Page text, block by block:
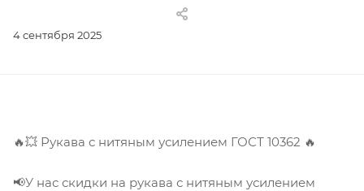
4 сентября 2025
🔥💥 Рукава с нитяным усилением ГОСТ 10362 🔥
📢У нас скидки на рукава с нитяным усилением